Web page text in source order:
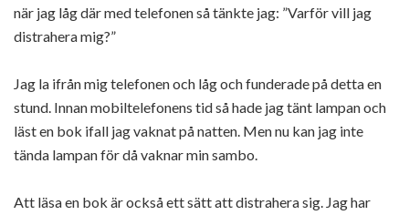
när jag låg där med telefonen så tänkte jag: ”Varför vill jag
distrahera mig?”
Jag la ifrån mig telefonen och låg och funderade på detta en
stund. Innan mobiltelefonens tid så hade jag tänt lampan och
läst en bok ifall jag vaknat på natten. Men nu kan jag inte
tända lampan för då vaknar min sambo.
Att läsa en bok är också ett sätt att distrahera sig. Jag har